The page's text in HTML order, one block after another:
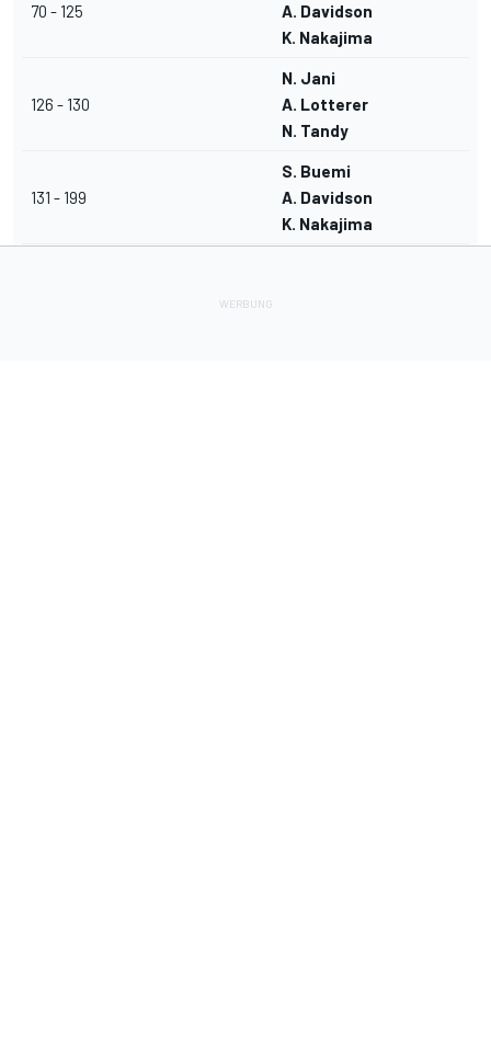
70 - 125
A. Davidson
K. Nakajima
126 - 130
N. Jani
A. Lotterer
N. Tandy
131 - 199
S. Buemi
A. Davidson
K. Nakajima